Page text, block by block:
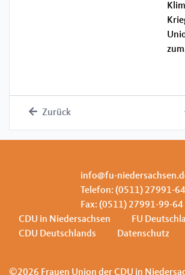
Zurück
info@fu-
Telefon: (0511) 27991-64
Fax: (0511) 27991-99-64
CDU in Niedersachsen
FU
CDU Deutschlands
Datenschutz
©2026 Frauen Union der CDU in